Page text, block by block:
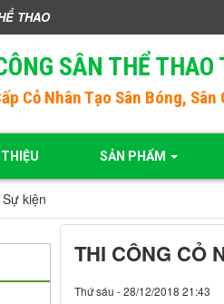
THAO
SÂN THỂ
Cỏ Nhân Tạo Sân Bóng, Sân
SẢN PHẨM
kiện
THI CÔNG CỎ
Thứ sáu - 28/12/2018 21:43